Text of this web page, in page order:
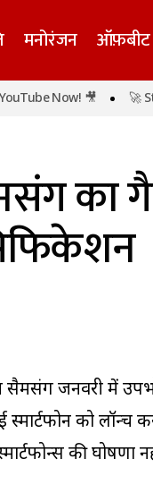
मनोरंजन ऑफ़बीट
जनवरी में आएगा
Now! 🎥 🚀
का
सैमसंग जनवरी में
को लॉन्च
की घोषणा